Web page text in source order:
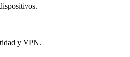
y VPN.